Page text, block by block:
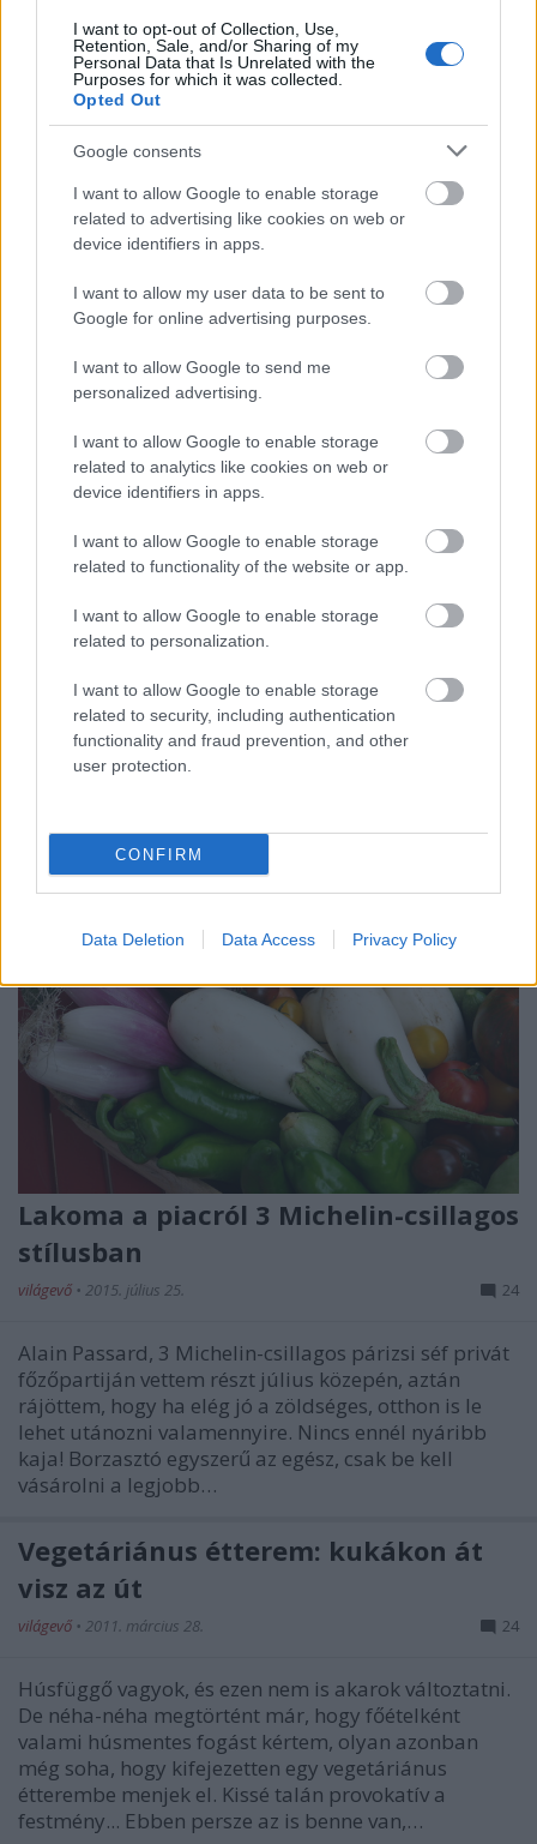
I want to opt-out of Collection, Use,
Retention, Sale, and/or Sharing of my
Personal Data that Is Unrelated with the
Purposes for which it was collected.
Opted Out
Google consents
I want to allow Google to enable storage
related to advertising like cookies on web or
device identifiers in apps.
I want to allow my user data to be sent to
Google for online advertising purposes.
I want to allow Google to send me
personalized advertising.
I want to allow Google to enable storage
related to analytics like cookies on web or
device identifiers in apps.
I want to allow Google to enable storage
related to functionality of the website or app.
I want to allow Google to enable storage
related to personalization.
I want to allow Google to enable storage
related to security, including authentication
functionality and fraud prevention, and other
user protection.
CONFIRM
Data Deletion Data Access Privacy Policy
Tahinis, citromos, chilis tészta - nyári
hangulat a télben
világevő•2016. december 17.
Egy zöldségtál, amihez nem hiányzik
a hús
világevő•2016. július 02.
Amióta Alain Passard, a 3 Michelin-csillagos
zöldségkirály privát birtokán ilyesmit csinált nekem,
mindig ezzel ünneplem a babycukkíni-szezon elejét
Lakoma a piacról 3 Michelin-csillagos
stílusban
világevő • 2015. július 25. 24
Alain Passard, 3 Michelin-csillagos párizsi séf privát
főzőpartiján vettem részt július közepén, aztán
rájöttem, hogy ha elég jó a zöldséges, otthon is le
lehet utánozni valamennyire. Nincs ennél nyáribb
kaja! Borzasztó egyszerű az egész, csak be kell
vásárolni a legjobb…
Vegetáriánus étterem: kukákon át
visz az út
világevő • 2011. március 28. 24
Húsfüggő vagyok, és ezen nem is akarok változtatni.
De néha-néha megtörtént már, hogy főételként
valami húsmentes fogást kértem, olyan azonban
még soha, hogy kifejezetten egy vegetáriánus
étterembe menjek el. Kissé talán provokatív a
festmény... Ebben persze az is benne van,…